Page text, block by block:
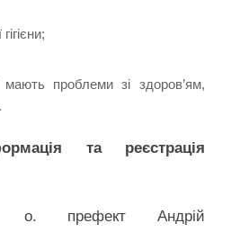
мають проблеми зі здоров’ям,
та реєстрація
о. префект Андрій